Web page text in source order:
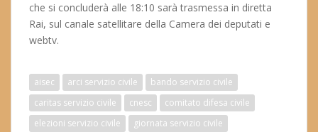
che si concluderà alle 18:10 sarà trasmessa in diretta
Rai, sul canale satellitare della Camera dei deputati e
webtv.
aisec arci servizio civile
bando servizio civile
caritas servizio civile
cnesc
comitato difesa civile
elezioni servizio civile
giornata servizio civile